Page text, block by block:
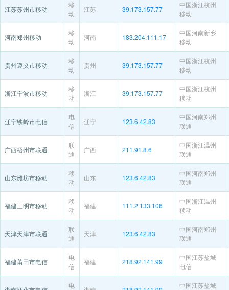
江苏苏州市移动
移
动
江苏 39.173.157.77
中国浙江杭州
移动
河南郑州移动
移
动
河南 183.204.111.17
中国河南新乡
移动
贵州遵义市移动
移
动
贵州 39.173.157.77
中国浙江杭州
移动
浙江宁波市移动
移
动
浙江 39.173.157.77
中国浙江杭州
移动
辽宁铁岭市电信
电
信
辽宁 123.6.42.83
中国河南郑州
联通
广西梧州市联通
联
通
广西 211.91.8.6
中国浙江温州
联通
山东潍坊市移动
移
动
山东 123.6.42.83
中国河南郑州
联通
福建三明市移动
移
动
福建 111.2.133.106
中国浙江温州
移动
天津天津市联通
联
通
天津 123.6.42.83
中国河南郑州
联通
福建莆田市电信
电
信
福建 218.92.141.99
中国江苏盐城
电信
电
中国江苏盐城